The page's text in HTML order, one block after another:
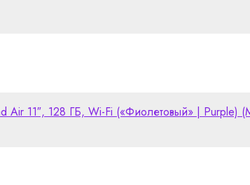
Air 11″, 128 ГБ, Wi-Fi («Фиолетовый» | Purple)